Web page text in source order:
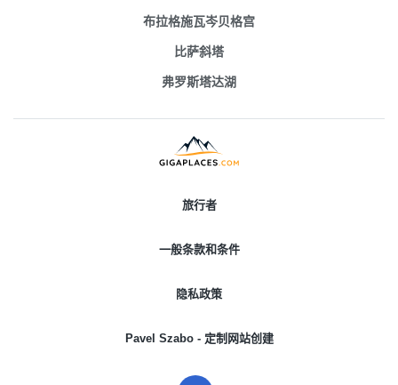
布拉格施瓦岑贝格宫
比萨斜塔
弗罗斯塔达湖
旅行者
一般条款和条件
隐私政策
Pavel Szabo - 定制网站创建